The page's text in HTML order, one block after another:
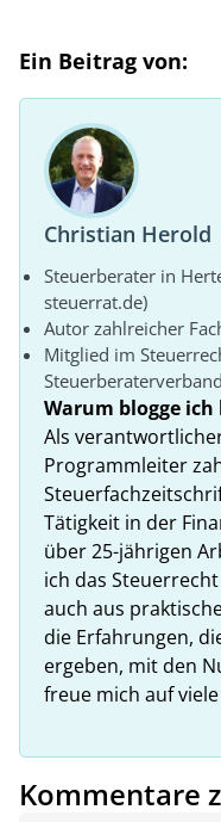
Ein Beitrag von:
Christian Herold
Steuerberater in
steuerrat.de)
Autor zahlreicher
Mitglied im
Warum blogge ich
Als
Programmleiter
Tätigkeit in der
über 25-jährigen
ich das
auch aus
die Erfahrungen,
ergeben, mit den
freue mich auf
Kommentare